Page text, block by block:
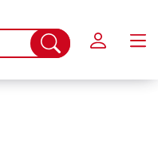
Suche
abschicken